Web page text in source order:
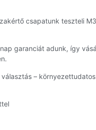
csapatunk teszteli
garanciát adunk, így
–